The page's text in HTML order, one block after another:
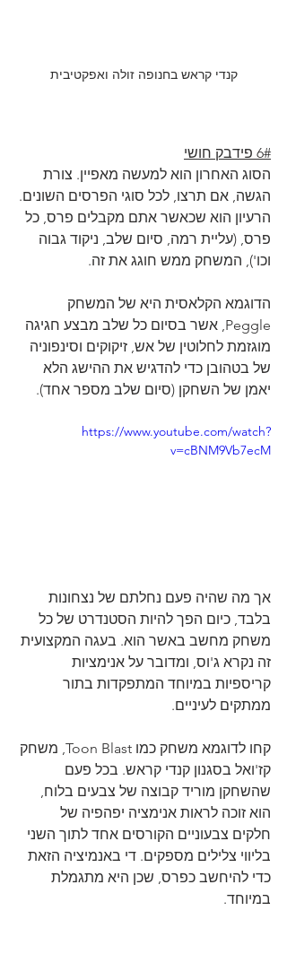
קנדי קראש בחנופה זולה ואפקטיבית
6# פידבק חושי
הסוג האחרון הוא למעשה מאפיין. צורת
הגשה, אם תרצו, לכל סוגי הפרסים השונים.
הרעיון הוא שכאשר אתם מקבלים פרס, כל
פרס, (עליית רמה, סיום שלב, ניקוד גבוה
וכו'), המשחק ממש חוגג את זה.
הדוגמא הקלאסית היא של המשחק
Peggle, אשר בסיום כל שלב מבצע חגיגה
מוגזמת לחלוטין של אש, זיקוקים וסינפוניה
של בטהובן כדי להדגיש את ההישג הלא
יאמן של השחקן (סיום שלב מספר אחד).
https://www.youtube.com/watch?
v=cBNM9Vb7ecM
אך מה שהיה פעם נחלתם של נצחונות
בלבד, כיום הפך להיות הסטנדרט של כל
משחק מחשב באשר הוא. בעגה המקצועית
זה נקרא ג'וס, ומדובר על אנימציות
קריספיות במיוחד המתפקדות בתור
ממתקים לעיניים.
קחו לדוגמא משחק כמו Toon Blast, משחק
קז'ואל בסגנון קנדי קראש. בכל פעם
שהשחקן מוריד קבוצה של צבעים בלוח,
הוא זוכה לראות אנימציה יפהפיה של
חלקים צבעוניים הקורסים אחד לתוך השני
בליווי צלילים מספקים. די באנמיציה הזאת
כדי להיחשב כפרס, שכן היא מתגמלת
במיוחד.